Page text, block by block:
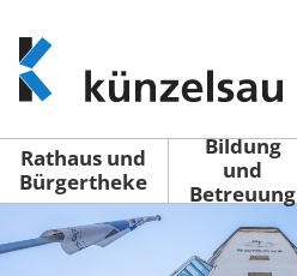
www.kuenzelsau.de
(zur
Startseite)
Rathaus und
Bürgertheke
Bildung
und
Betreuung